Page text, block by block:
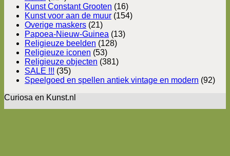
Kunst Constant Grooten (16)
Kunst voor aan de muur (154)
Overige maskers (21)
Papoea-Nieuw-Guinea (13)
Religieuze beelden (128)
Religieuze iconen (53)
Religieuze objecten (381)
SALE !!! (35)
Speelgoed en spellen antiek vintage en modern (92)
Curiosa en Kunst.nl